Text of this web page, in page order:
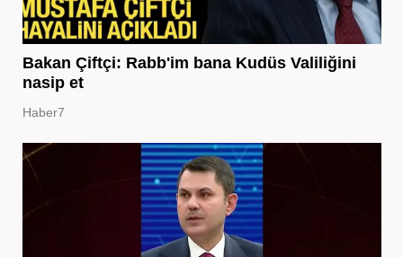
Bakan Çiftçi: Rabb'im bana Kudüs Valiliğini
nasip et
Haber7